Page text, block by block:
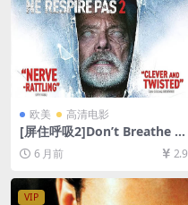
欧美 高清电影
[屏住呼吸2]Don’t Breathe 2
(2021)[百度网盘+夸克网盘10
80P超清未删减资源][网盘在
线播放/下载][MP4/6.4GB][中
英字幕]
6 月前 2.9
VIP